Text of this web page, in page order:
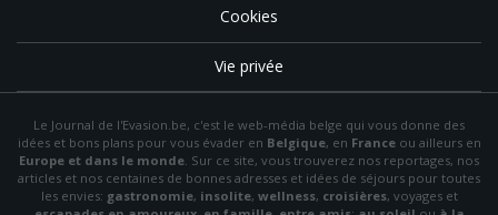
Cookies
Vie privée
Le Journal de l'Evasion.be, c'est le web-média belge qui vous donne des
idées et bons plans pour vous évader en Belgique, en Franceou ailleurs en
Europe et dans le monde. Sur ce site, vous trouverez nos reportages, nos
articles et nos centaines de bonnes adresses et idées de séjours pour toutes
les envies: gastronomie, insolite, wellness, croisières, voyages et